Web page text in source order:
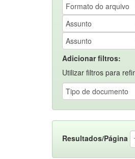
Adicionar filtros:
Utilizar filtros para
Resultados/Página